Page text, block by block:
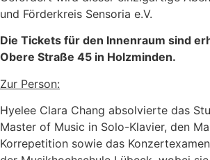
und Förderkreis Sensoria e.V.
Die Tickets für den Innenraum sind
Obere Straße 45 in Holzminden.
Zur Person:
Hyelee Clara Chang absolvierte das
Master of Music in Solo-Klavier, den
Korrepetition sowie das